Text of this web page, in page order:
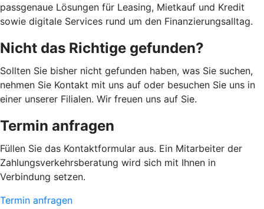
passgenaue Lösungen für Leasing, Mietkauf und Kredit
sowie digitale Services rund um den Finanzierungsalltag.
Nicht das Richtige gefunden?
Sollten Sie bisher nicht gefunden haben, was Sie suchen,
nehmen Sie Kontakt mit uns auf oder besuchen Sie uns in
einer unserer Filialen. Wir freuen uns auf Sie.
Termin anfragen
Füllen Sie das Kontaktformular aus. Ein Mitarbeiter der
Zahlungsverkehrsberatung wird sich mit Ihnen in
Verbindung setzen.
Termin anfragen